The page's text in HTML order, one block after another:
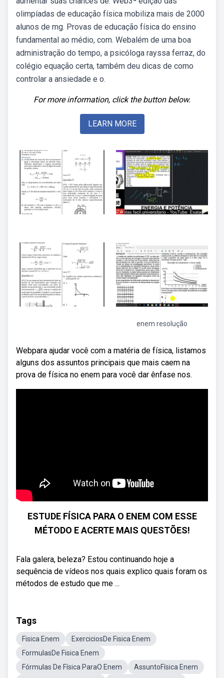
olimpíadas de educação física mobiliza mais de 2000
alunos de mg. Provas de educação física do ensino
fundamental ao médio, com. Webalém de uma boa
administração do tempo, a psicóloga rayssa ferraz, do
colégio equação certa, também deu dicas de como
controlar a ansiedade e o.
For more information, click the button below.
LEARN MORE
enem resolução
Webpara ajudar você com a matéria de física, listamos
alguns dos assuntos principais que mais caem na
prova de física no enem para você dar ênfase nos.
ESTUDE FÍSICA PARA O ENEM COM ESSE
MÉTODO E ACERTE MAIS QUESTÕES!
Fala galera, beleza? Estou continuando hoje a
sequência de vídeos nos quais explico quais foram os
métodos de estudo que me ...
Tags
Fisica Enem
ExerciciosDe Fisica Enem
FormulasDe Fisica Enem
Fórmulas De Física ParaO Enem
AssuntoFísica Enem